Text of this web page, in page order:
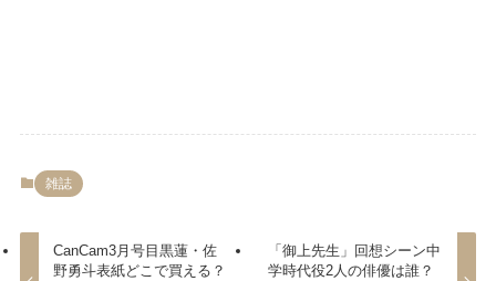
雑誌
CanCam3月号目黒蓮・佐
野勇斗表紙どこで買える？
「御上先生」回想シーン中
学時代役2人の俳優は誰？